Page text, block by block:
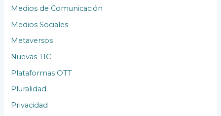
Medios de Comunicación
Medios Sociales
Metaversos
Nuevas TIC
Plataformas OTT
Pluralidad
Privacidad